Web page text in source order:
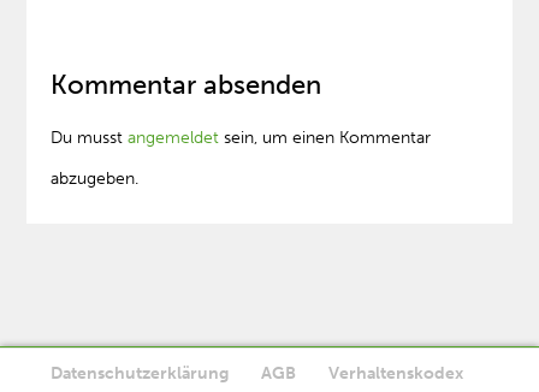
Kommentar absenden
Du musstangemeldet sein, um einen Kommentar
abzugeben.
Datenschutzerklärung AGB
Verhaltenskodex